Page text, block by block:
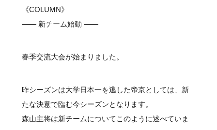
《COLUMN》
―― 新チーム始動 ――
春季交流大会が始まりました。
昨シーズンは大学日本一を逃した帝京としては、新
たな決意で臨む今シーズンとなります。
森山主将は新チームについてこのように述べていま